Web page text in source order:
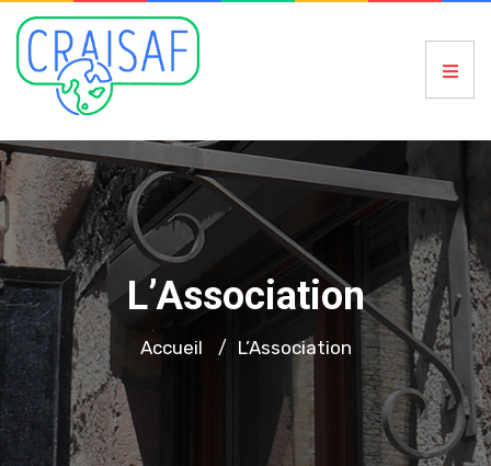
L’Association
Accueil / L’Association